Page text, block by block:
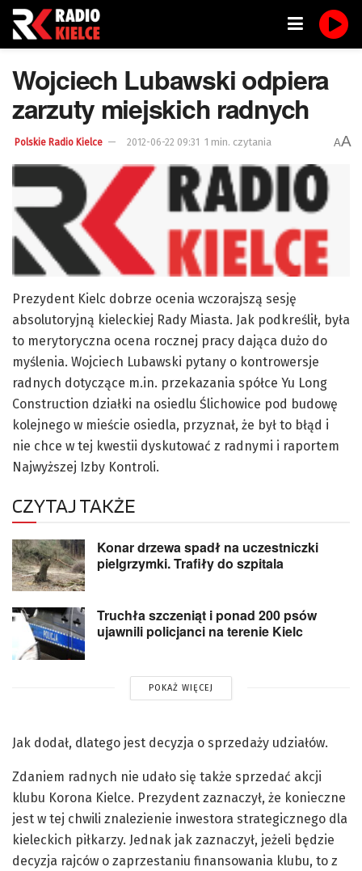
Wojciech Lubawski odpiera
zarzuty miejskich radnych
Polskie Radio Kielce 2012-06-22 09:31 1 min. czytania AA
Prezydent Kielc dobrze ocenia wczorajszą sesję
absolutoryjną kieleckiej Rady Miasta. Jak podkreślił, była
to merytoryczna ocena rocznej pracy dająca dużo do
myślenia. Wojciech Lubawski pytany o kontrowersje
radnych dotyczące m.in. przekazania spółce Yu Long
Construction działki na osiedlu Ślichowice pod budowę
kolejnego w mieście osiedla, przyznał, że był to błąd i
nie chce w tej kwestii dyskutować z radnymi i raportem
Najwyższej Izby Kontroli.
CZYTAJ TAKŻE
Konar drzewa spadł na uczestniczki
pielgrzymki. Trafiły do szpitala
Truchła szczeniąt i ponad 200 psów
ujawnili policjanci na terenie Kielc
POKAŻ WIĘCEJ
Jak dodał, dlatego jest decyzja o sprzedaży udziałów.
Zdaniem radnych nie udało się także sprzedać akcji
klubu Korona Kielce. Prezydent zaznaczył, że konieczne
jest w tej chwili znalezienie inwestora strategicznego dla
kieleckich piłkarzy. Jednak jak zaznaczył, jeżeli będzie
decyzja rajców o zaprzestaniu finansowania klubu, to z